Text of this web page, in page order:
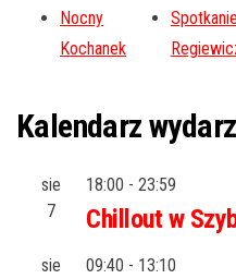
Nocny
Kochanek
Kalendarz
sie
7
18:00 - 23:59
Chillout w
sie
09:40 - 13:10